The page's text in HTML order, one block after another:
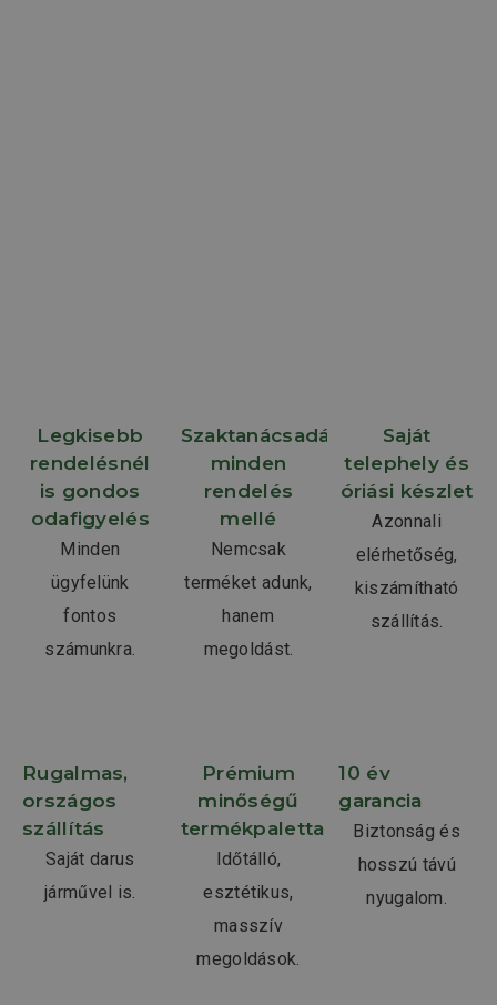
Legkisebb
rendelésnél
is gondos
odafigyelés
Minden
ügyfelünk
fontos
számunkra.
Szaktanácsadás
minden
rendelés
mellé
Nemcsak
terméket adunk,
hanem
megoldást.
Saját
telephely és
óriási készlet
Azonnali
elérhetőség,
kiszámítható
szállítás.
Rugalmas,
országos
szállítás
Saját darus
járművel is.
Prémium
minőségű
termékpaletta
Időtálló,
esztétikus,
masszív
megoldások.
10 év
garancia
Biztonság és
hosszú távú
nyugalom.